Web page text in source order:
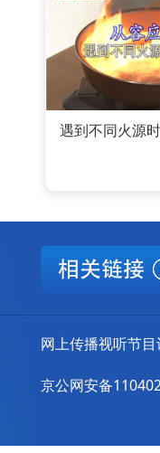
遇到不同火源
网上传播视听节
京公网安备